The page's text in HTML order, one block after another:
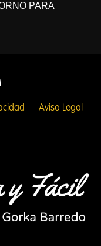
PARA
Aviso Legal